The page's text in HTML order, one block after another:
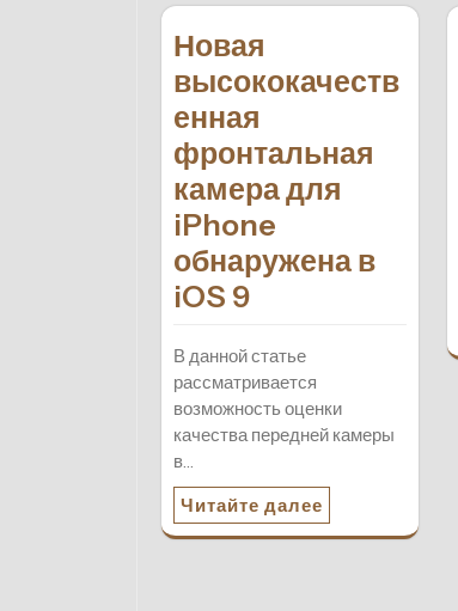
Новая
высококачеств
енная
фронтальная
камера для
iPhone
обнаружена в
iOS 9
В данной статье
рассматривается
возможность оценки
качества передней камеры
в…
Читайте далее